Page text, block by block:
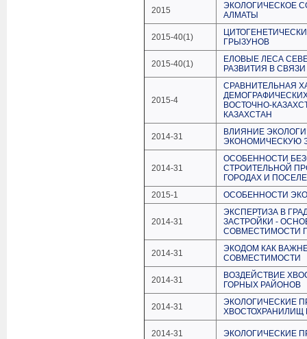
2015
ЭКОЛОГИЧЕСКОЕ
АЛМАТЫ
2015-40(1)
ГРЫЗУНОВ
2015-40(1)
ЕЛОВЫЕ ЛЕСА
РАЗВИТИЯ В
2015-4
СРАВНИТЕЛЬНАЯ
ВОСТОЧНО-
КАЗАХСТАН
2014-31
ВЛИЯНИЕ
ЭКОНОМИЧЕСКУЮ
2014-31
ОСОБЕННОСТИ
СТРОИТЕЛЬНОЙ
ГОРОДАХ И
2015-1
ОСОБЕННОСТИ
2014-31
ЭКСПЕРТИЗА В
ЗАСТРОЙКИ -
СОВМЕСТИМОСТИ
2014-31
ЭКОДОМ КАК
СОВМЕСТИМОСТИ
2014-31
ВОЗДЕЙСТВИЕ
ГОРНЫХ РАЙОНОВ
2014-31
ЭКОЛОГИЧЕСКИЕ
ХВОСТОХРАНИЛИЩ
2014-31 ЭКОЛОГИЧЕСКИЕ